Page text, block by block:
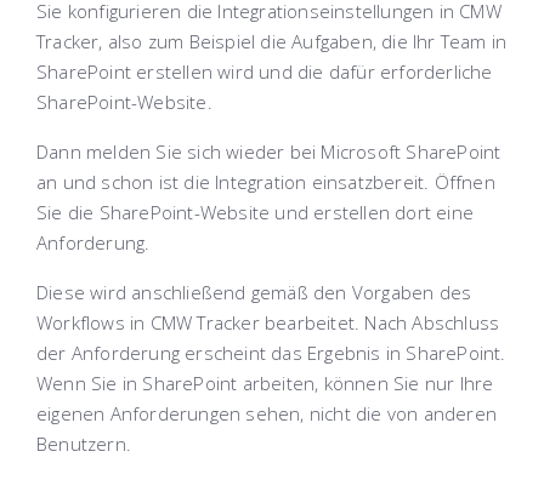
Sie konfigurieren die Integrationseinstellungen in CMW
Tracker, also zum Beispiel die Aufgaben, die Ihr Team in
SharePoint erstellen wird und die dafür erforderliche
SharePoint-Website.
Dann melden Sie sich wieder bei Microsoft SharePoint
an und schon ist die Integration einsatzbereit. Öffnen
Sie die SharePoint-Website und erstellen dort eine
Anforderung.
Diese wird anschließend gemäß den Vorgaben des
Workflows in CMW Tracker bearbeitet. Nach Abschluss
der Anforderung erscheint das Ergebnis in SharePoint.
Wenn Sie in SharePoint arbeiten, können Sie nur Ihre
eigenen Anforderungen sehen, nicht die von anderen
Benutzern.